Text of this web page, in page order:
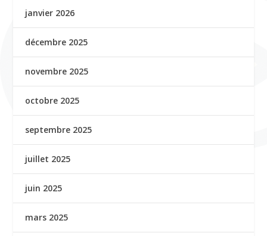
janvier 2026
décembre 2025
novembre 2025
octobre 2025
septembre 2025
juillet 2025
juin 2025
mars 2025